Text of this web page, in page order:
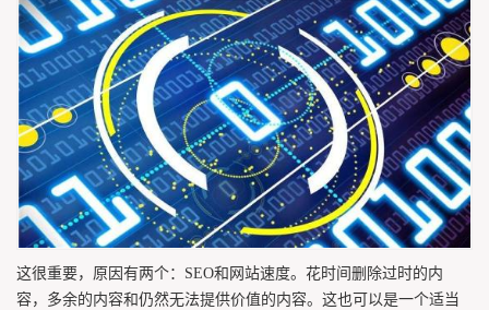
这很重要，原因有两个：SEO和网站速度。花时间删除过时的内
容，多余的内容和仍然无法提供价值的内容。这也可以是一个适当